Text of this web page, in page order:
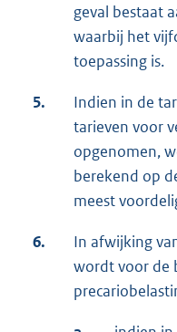
geval bestaat
waarbij het
toepassing is.
5.
Indien in de
tarieven voor
opgenomen,
berekend op
meest
6.
In afwijking
wordt voor de